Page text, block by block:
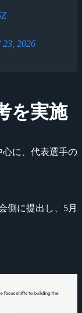
2026
を実施
に、代表選手の
側に提出し、5月